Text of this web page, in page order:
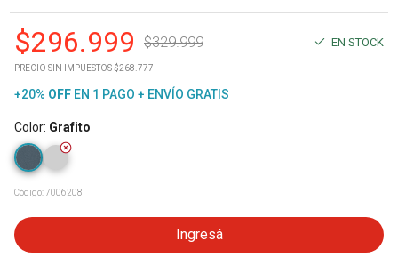
$296.999 $329.999 EN STOCK
PRECIO SIN IMPUESTOS $268.777
+20% OFF EN 1 PAGO + ENVÍO GRATIS
Color: Grafito
Código:7006208
Ingresá